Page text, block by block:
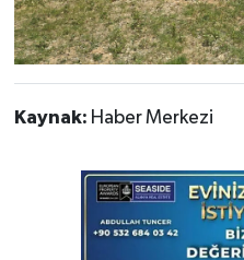
Kaynak: Haber Merkezi